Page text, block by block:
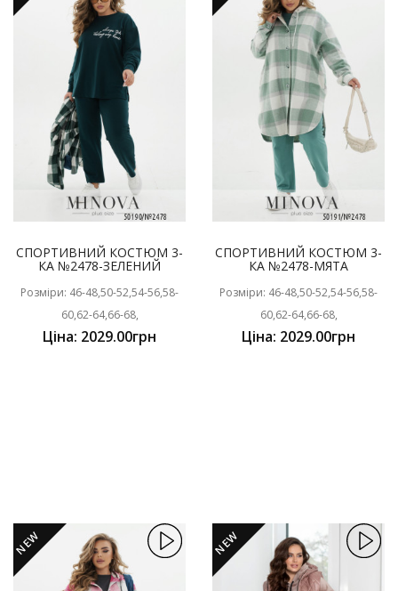
СПОРТИВНИЙ КОСТЮМ 3-
КА №2478-ЗЕЛЕНИЙ
Розміри: 46-48,50-52,54-56,58-
60,62-64,66-68,
Ціна: 2029.00грн
СПОРТИВНИЙ КОСТЮМ 3-
КА №2478-МЯТА
Розміри: 46-48,50-52,54-56,58-
60,62-64,66-68,
Ціна: 2029.00грн
NEW NEW